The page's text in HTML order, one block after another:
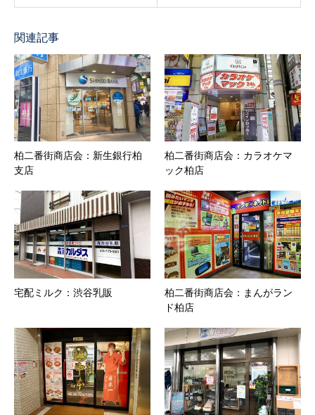
関連記事
柏二番街商店会：新生銀行柏
支店
柏二番街商店会：カラオケマ
ック柏店
宅配ミルク：渋谷乳販
柏二番街商店会：まんがラン
ド柏店